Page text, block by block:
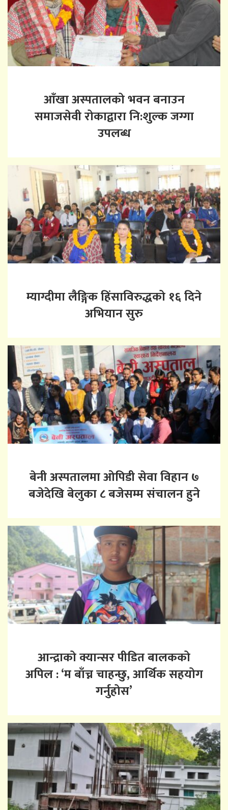
आँखा अस्पतालको भवन बनाउन
समाजसेवी रोकाद्वारा नि:शुल्क जग्गा
उपलब्ध
म्याग्दीमा लैङ्गिक हिंसाविरुद्धको १६ दिने
अभियान सुरु
बेनी अस्पतालमा ओपिडी सेवा विहान ७
बजेदेखि बेलुका ८ बजेसम्म संचालन हुने
आन्द्राको क्यान्सर पीडित बालकको
अपिल : ‘म बाँच्न चाहन्छु, आर्थिक सहयोग
गर्नुहोस’